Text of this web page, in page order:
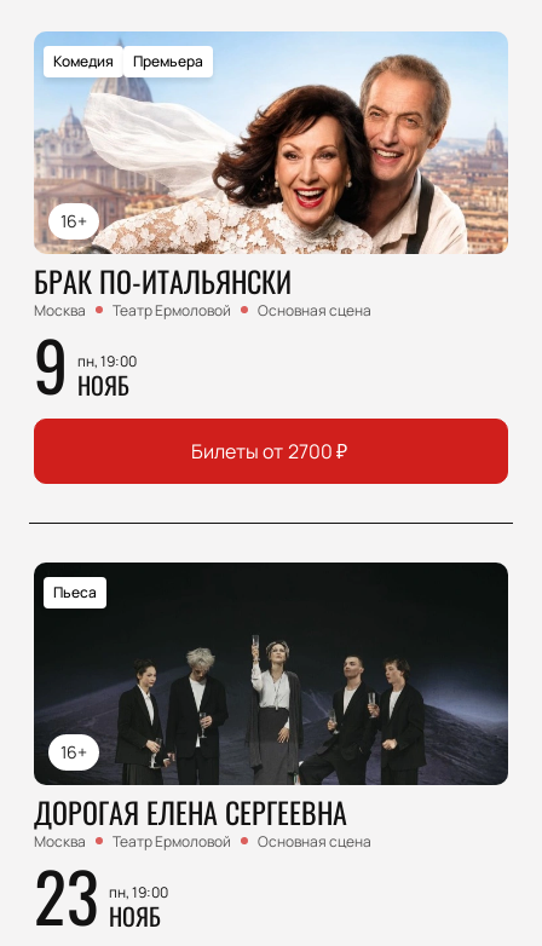
16+
Комедия Премьера
БРАК ПО-ИТАЛЬЯНСКИ
Москва Театр Ермоловой Основная сцена
9 пн, 19:00
НОЯБ
Билеты от 2700₽
16+
Пьеса
ДОРОГАЯ ЕЛЕНА СЕРГЕЕВНА
Москва Театр Ермоловой Основная сцена
23 пн, 19:00
НОЯБ